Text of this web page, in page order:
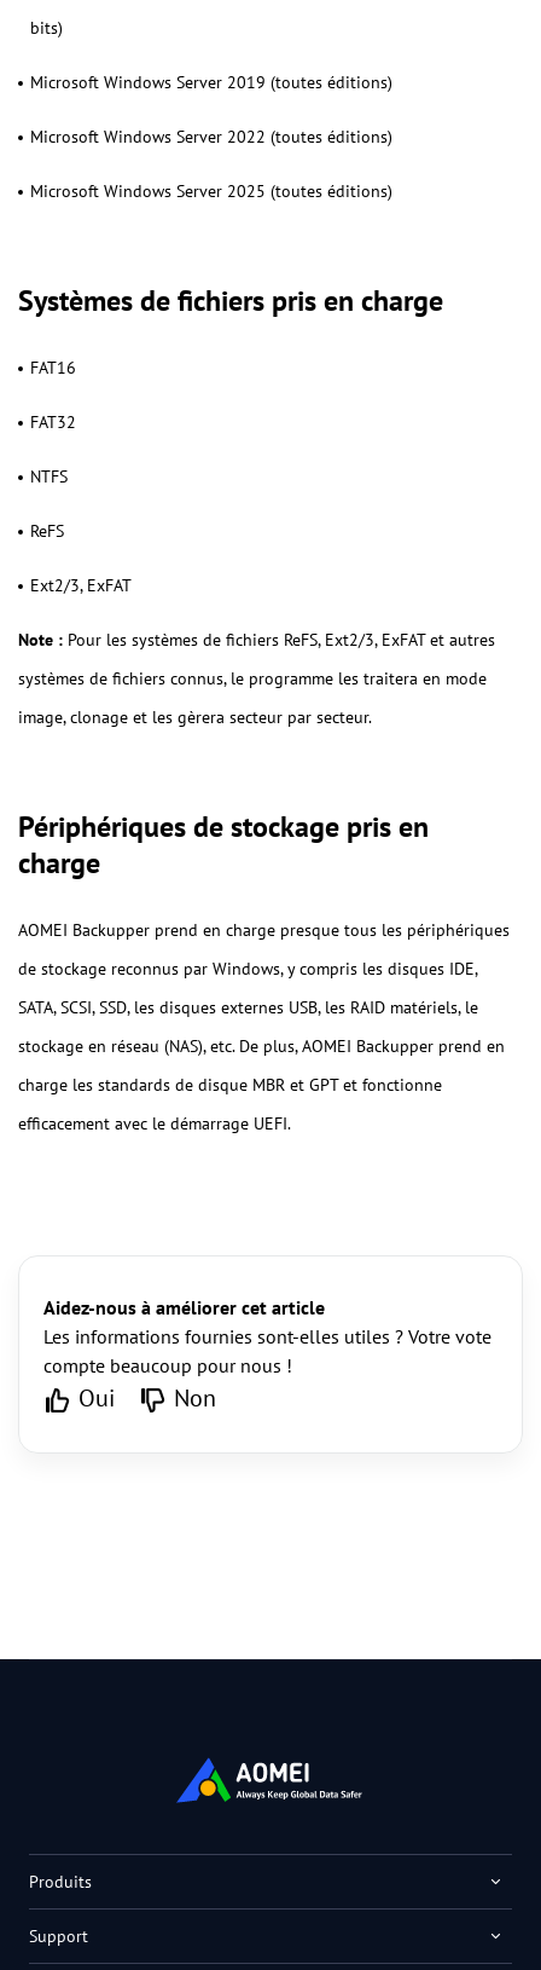
bits)
Microsoft Windows Server 2019 (toutes éditions)
Microsoft Windows Server 2022 (toutes éditions)
Microsoft Windows Server 2025 (toutes éditions)
Systèmes de fichiers pris en charge
FAT16
FAT32
NTFS
ReFS
Ext2/3, ExFAT
Note : Pour les systèmes de fichiers ReFS, Ext2/3, ExFAT et autres
systèmes de fichiers connus, le programme les traitera en mode
image, clonage et les gèrera secteur par secteur.
Périphériques de stockage pris en
charge
AOMEI Backupper prend en charge presque tous les périphériques
de stockage reconnus par Windows, y compris les disques IDE,
SATA, SCSI, SSD, les disques externes USB, les RAID matériels, le
stockage en réseau (NAS), etc. De plus, AOMEI Backupper prend en
charge les standards de disque MBR et GPT et fonctionne
efficacement avec le démarrage UEFI.
Aidez-nous à améliorer cet article
Les informations fournies sont-elles utiles ? Votre vote
compte beaucoup pour nous !
Oui Non
Produits
Support